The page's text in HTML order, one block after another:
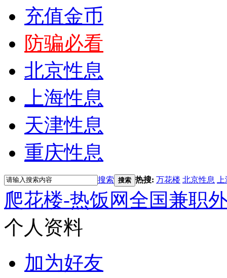
充值金币
防骗必看
北京性息
上海性息
天津性息
重庆性息
搜索 搜索 热搜: 万花楼 北京性息
爬花楼-热饭网全国兼职
个人资料
加为好友